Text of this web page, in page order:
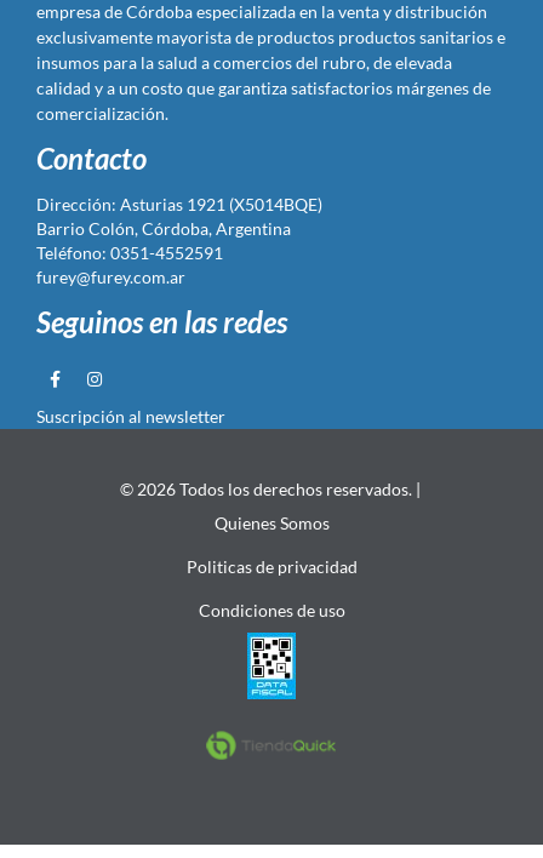
empresa de Córdoba especializada en la venta y distribución
exclusivamente mayorista de productos productos sanitarios e
insumos para la salud a comercios del rubro, de elevada
calidad y a un costo que garantiza satisfactorios márgenes de
comercialización.
Contacto
Dirección: Asturias 1921 (X5014BQE)
Barrio Colón, Córdoba, Argentina
Teléfono: 0351-4552591
furey@furey.com.ar
Seguinos en las redes
Suscripción al newsletter
© 2026 Todos los derechos reservados. |
Quienes Somos
Politicas de privacidad
Condiciones de uso